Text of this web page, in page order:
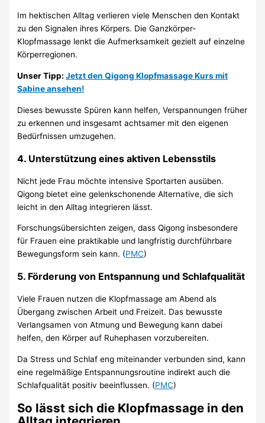
Im hektischen Alltag verlieren viele Menschen den Kontakt
zu den Signalen ihres Körpers. Die Ganzkörper-
Klopfmassage lenkt die Aufmerksamkeit gezielt auf einzelne
Körperregionen.
Unser Tipp:Jetzt den Qigong Klopfmassage Kurs mit
Sabine ansehen!
Dieses bewusste Spüren kann helfen, Verspannungen früher
zu erkennen und insgesamt achtsamer mit den eigenen
Bedürfnissen umzugehen.
4. Unterstützung eines aktiven Lebensstils
Nicht jede Frau möchte intensive Sportarten ausüben.
Qigong bietet eine gelenkschonende Alternative, die sich
leicht in den Alltag integrieren lässt.
Forschungsübersichten zeigen, dass Qigong insbesondere
für Frauen eine praktikable und langfristig durchführbare
Bewegungsform sein kann. (PMC)
5. Förderung von Entspannung und Schlafqualität
Viele Frauen nutzen die Klopfmassage am Abend als
Übergang zwischen Arbeit und Freizeit. Das bewusste
Verlangsamen von Atmung und Bewegung kann dabei
helfen, den Körper auf Ruhephasen vorzubereiten.
Da Stress und Schlaf eng miteinander verbunden sind, kann
eine regelmäßige Entspannungsroutine indirekt auch die
Schlafqualität positiv beeinflussen. (PMC)
So lässt sich die Klopfmassage in den